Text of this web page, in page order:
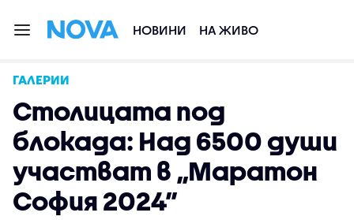
НОВИНИ НА ЖИВО
ГАЛЕРИИ
Столицата под
блокада: Над 6500 души
участват в „Маратон
София 2024”